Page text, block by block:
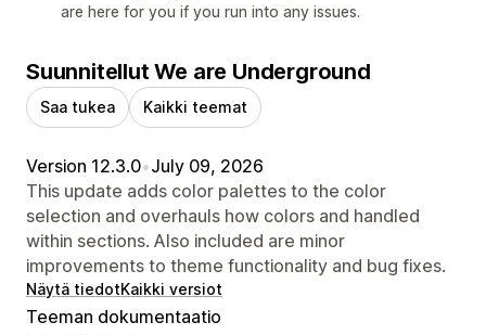
are here for you if you run into any issues.
Suunnitellut We are Underground
Saa tukea Kaikki teemat
Version 12.3.0•July 09, 2026
This update adds color palettes to the color
selection and overhauls how colors and handled
within sections. Also included are minor
improvements to theme functionality and bug fixes.
Näytä tiedotKaikki versiot
Teeman dokumentaatio